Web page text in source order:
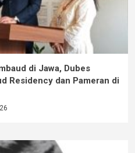
di Jawa, Dubes
Residency dan Pameran di